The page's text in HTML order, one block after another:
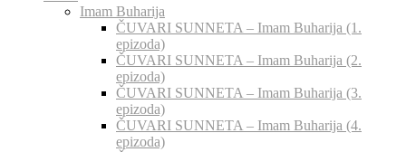
Imam Buharija
ČUVARI SUNNETA – Imam Buharija (1.
epizoda)
ČUVARI SUNNETA – Imam Buharija (2.
epizoda)
ČUVARI SUNNETA – Imam Buharija (3.
epizoda)
ČUVARI SUNNETA – Imam Buharija (4.
epizoda)